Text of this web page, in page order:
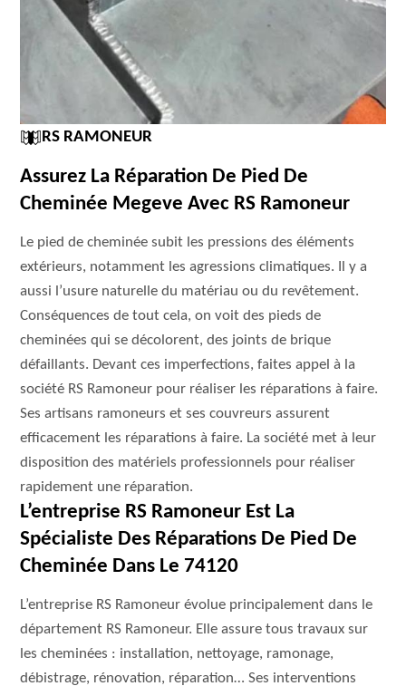
RS RAMONEUR
Assurez La Réparation De Pied De
Cheminée Megeve Avec RS Ramoneur
Le pied de cheminée subit les pressions des éléments
extérieurs, notamment les agressions climatiques. Il y a
aussi l’usure naturelle du matériau ou du revêtement.
Conséquences de tout cela, on voit des pieds de
cheminées qui se décolorent, des joints de brique
défaillants. Devant ces imperfections, faites appel à la
société RS Ramoneur pour réaliser les réparations à faire.
Ses artisans ramoneurs et ses couvreurs assurent
efficacement les réparations à faire. La société met à leur
disposition des matériels professionnels pour réaliser
rapidement une réparation.
L’entreprise RS Ramoneur Est La
Spécialiste Des Réparations De Pied De
Cheminée Dans Le 74120
L’entreprise RS Ramoneur évolue principalement dans le
département RS Ramoneur. Elle assure tous travaux sur
les cheminées : installation, nettoyage, ramonage,
débistrage, rénovation, réparation… Ses interventions